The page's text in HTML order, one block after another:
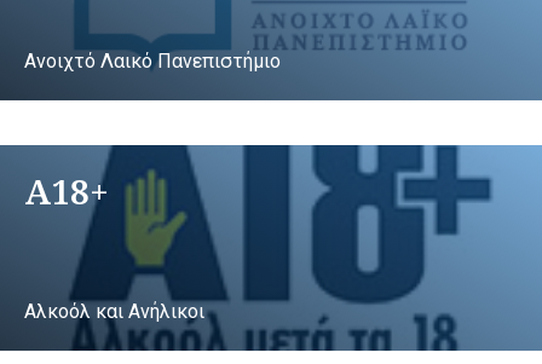
Ανοιχτό Λαικό Πανεπιστήμιο
A18+
Αλκοόλ και Ανήλικοι